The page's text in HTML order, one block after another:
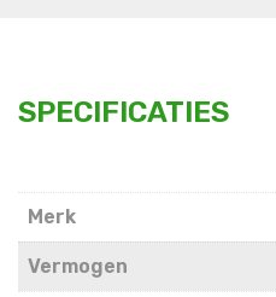
SPECIFICATIES
Merk
Vermogen